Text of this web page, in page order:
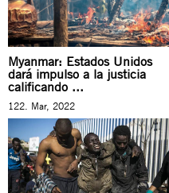
Myanmar: Estados Unidos
dará impulso a la justicia
calificando ...
122. Mar, 2022